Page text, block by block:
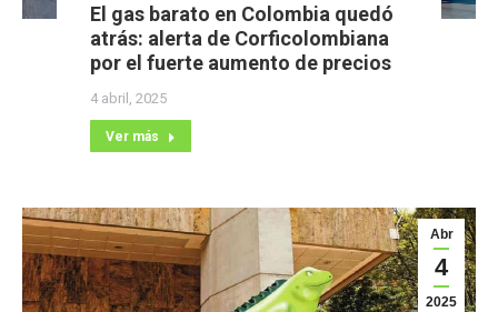
El gas barato en Colombia quedó
atrás: alerta de Corficolombiana
por el fuerte aumento de precios
4 abril, 2025
Ver más
Abr
4
2025